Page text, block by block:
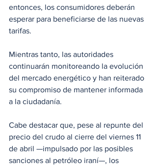
entonces, los consumidores deberán
esperar para beneficiarse de las nuevas
tarifas.
Mientras tanto, las autoridades
continuarán monitoreando la evolución
del mercado energético y han reiterado
su compromiso de mantener informada
a la ciudadanía.
Cabe destacar que, pese al repunte del
precio del crudo al cierre del viernes 11
de abril —impulsado por las posibles
sanciones al petróleo iraní—, los